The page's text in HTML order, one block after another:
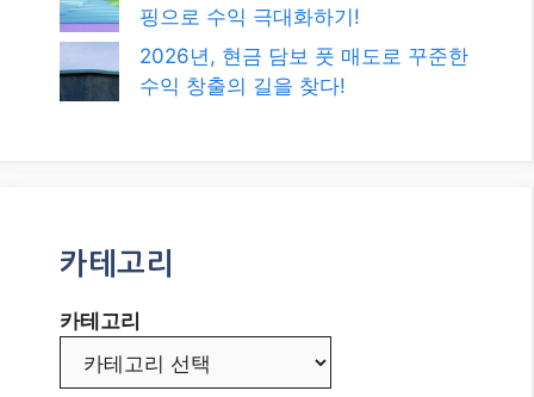
핑으로 수익 극대화하기!
2026년, 현금 담보 풋 매도로 꾸준한
수익 창출의 길을 찾다!
카테고리
카테고리